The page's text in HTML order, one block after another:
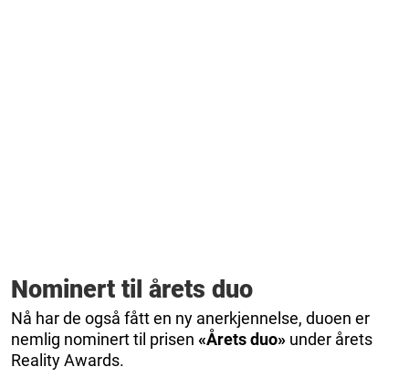
Nominert til årets duo
Nå har de også fått en ny anerkjennelse, duoen er
nemlig nominert til prisen «Årets duo» under årets
Reality Awards.